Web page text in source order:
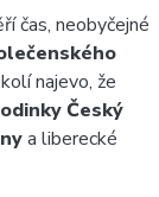
čas, neobyčejné
najevo, že
Český
a liberecké